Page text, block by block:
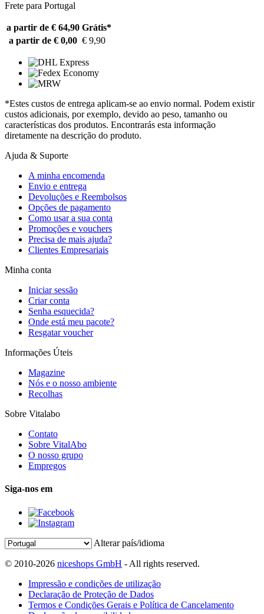
Frete para Portugal
a partir de € 64,90 Grátis*
a partir de € 0,00 € 9,90
*Estes custos de entrega aplicam-se ao envio normal. Podem existir
custos adicionais, por exemplo, devido ao peso, tamanho ou
características dos produtos. Encontrarás esta informação
diretamente na descrição do produto.
Ajuda & Suporte
A minha encomenda
Envio e entrega
Devoluções e Reembolsos
Opções de pagamento
Como usar a sua conta
Promoções e vouchers
Precisa de mais ajuda?
Clientes Empresariais
Minha conta
Iniciar sessão
Criar conta
Senha esquecida?
Onde está meu pacote?
Resgatar voucher
Informações Úteis
Magazine
Nós e o nosso ambiente
Recolhas
Sobre Vitalabo
Contato
Sobre VitalAbo
O nosso grupo
Empregos
Siga-nos em
Alterar país/idioma
© 2010-2026 niceshops GmbH - All rights reserved.
Impressão e condições de utilização
Declaração de Proteção de Dados
Termos e Condições Gerais e Política de Cancelamento